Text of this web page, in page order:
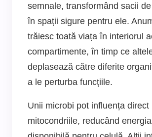
semnale, transformând sacii
în spații sigure pentru ele.
trăiesc toată viața în interiorul
compartimente, în timp ce
deplasează către diferite
a le perturba funcțiile.
Unii microbi pot influența direct
mitocondriile, reducând energia